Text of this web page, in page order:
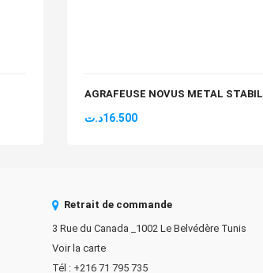
AGRAFEUSE NOVUS METAL STABIL
16.500د.ت
Retrait de commande
3 Rue du Canada _1002 Le Belvédère Tunis
Voir la carte
Tél : +216 71 795 735